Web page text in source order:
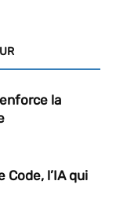
la
Code, l’IA qui